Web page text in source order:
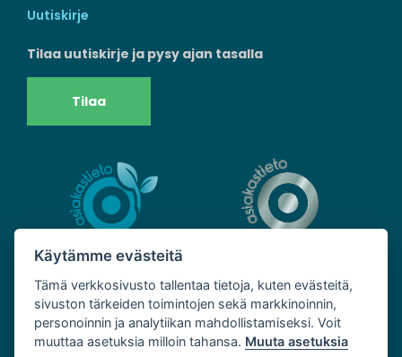
Uutiskirje
Tilaa uutiskirje ja pysy ajan tasalla
Tilaa
Käytämme evästeitä
Tämä verkkosivusto tallentaa tietoja, kuten evästeitä,
sivuston tärkeiden toimintojen sekä markkinoinnin,
personoinnin ja analytiikan mahdollistamiseksi. Voit
muuttaa asetuksia milloin tahansa. Muuta asetuksia